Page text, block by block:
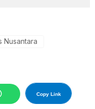
Nusantara
Copy Link